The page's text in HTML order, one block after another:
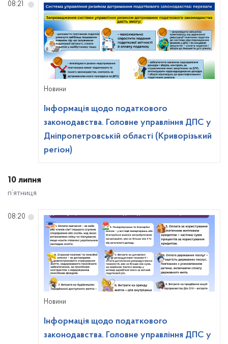
Новини
Інформація щодо податкового
законодавства. Головне управління ДПС у
Дніпропетровській області (Криворізький
регіон)
08:21
10 липня
п’ятниця
Новини
Інформація щодо податкового
законодавства. Головне управління ДПС у
08:20